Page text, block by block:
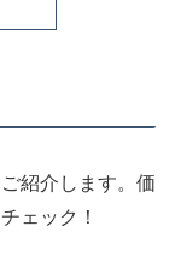
紹介します。価
ェック！